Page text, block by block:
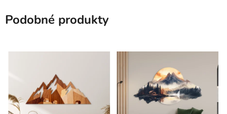
Podobné produkty